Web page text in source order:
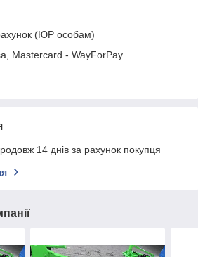
(ЮР особам)
Mastercard - WayForPay
14 днів за рахунок покупця